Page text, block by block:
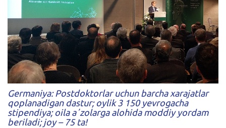
Germaniya: Postdoktorlar uchun barcha xarajatlar
qoplanadigan dastur; oylik 3 150 yevrogacha
stipendiya; oila aʼzolarga alohida moddiy yordam
beriladi; joy – 75 ta!